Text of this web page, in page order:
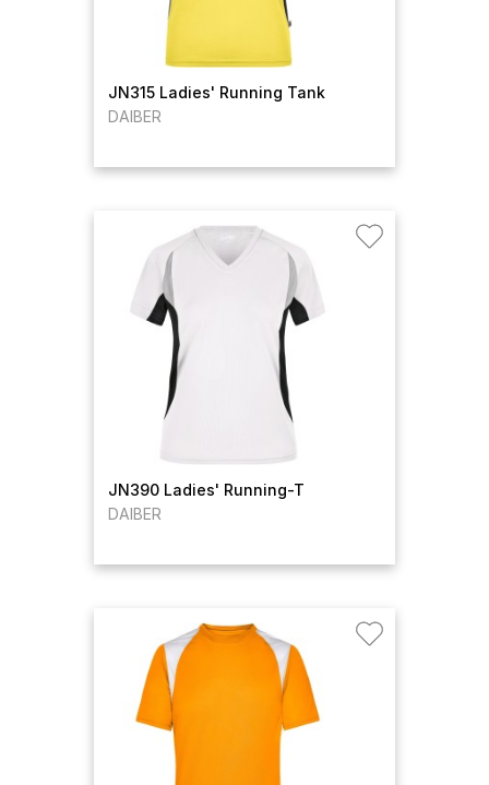
JN315 Ladies' Running Tank
DAIBER
JN390 Ladies' Running-T
DAIBER